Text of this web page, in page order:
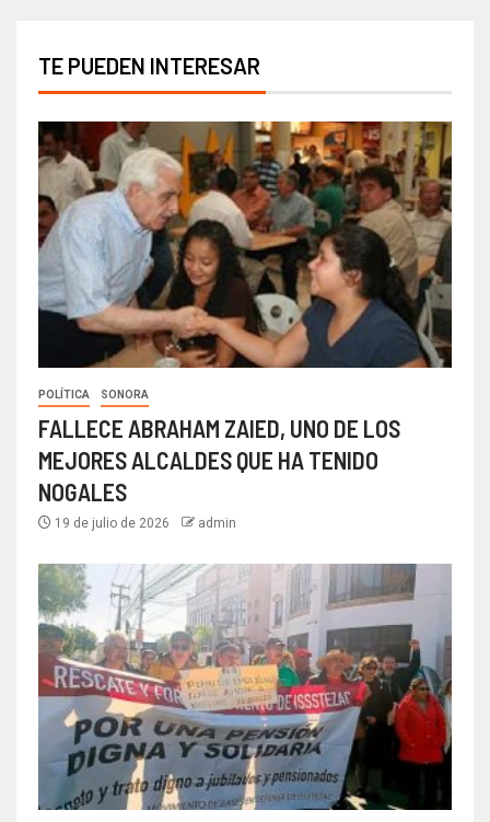
TE PUEDEN INTERESAR
POLÍTICA SONORA
FALLECE ABRAHAM ZAIED, UNO DE LOS
MEJORES ALCALDES QUE HA TENIDO
NOGALES
19 de julio de 2026 admin